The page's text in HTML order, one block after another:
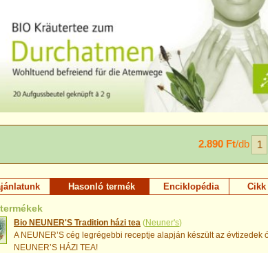
2.890 Ft/db
Hasonló termék Enciklopédia Cikk
Bio NEUNER'S Tradition házi tea (Neuner's)
A NEUNER’S cég legrégebbi receptje alapján készült az évtizedek
NEUNER’S HÁZI TEA!